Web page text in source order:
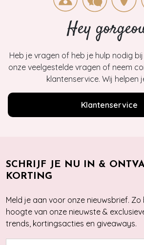
Hey
Heb je vragen of heb je hulp nodig
onze veelgestelde vragen of neem
klantenservice. Wij helpen
Klantenservice
SCHRIJF JE NU IN &
KORTING
Meld je aan voor onze nieuwsbrief.
hoogte van onze nieuwste &
trends, kortingsacties en giveaways.